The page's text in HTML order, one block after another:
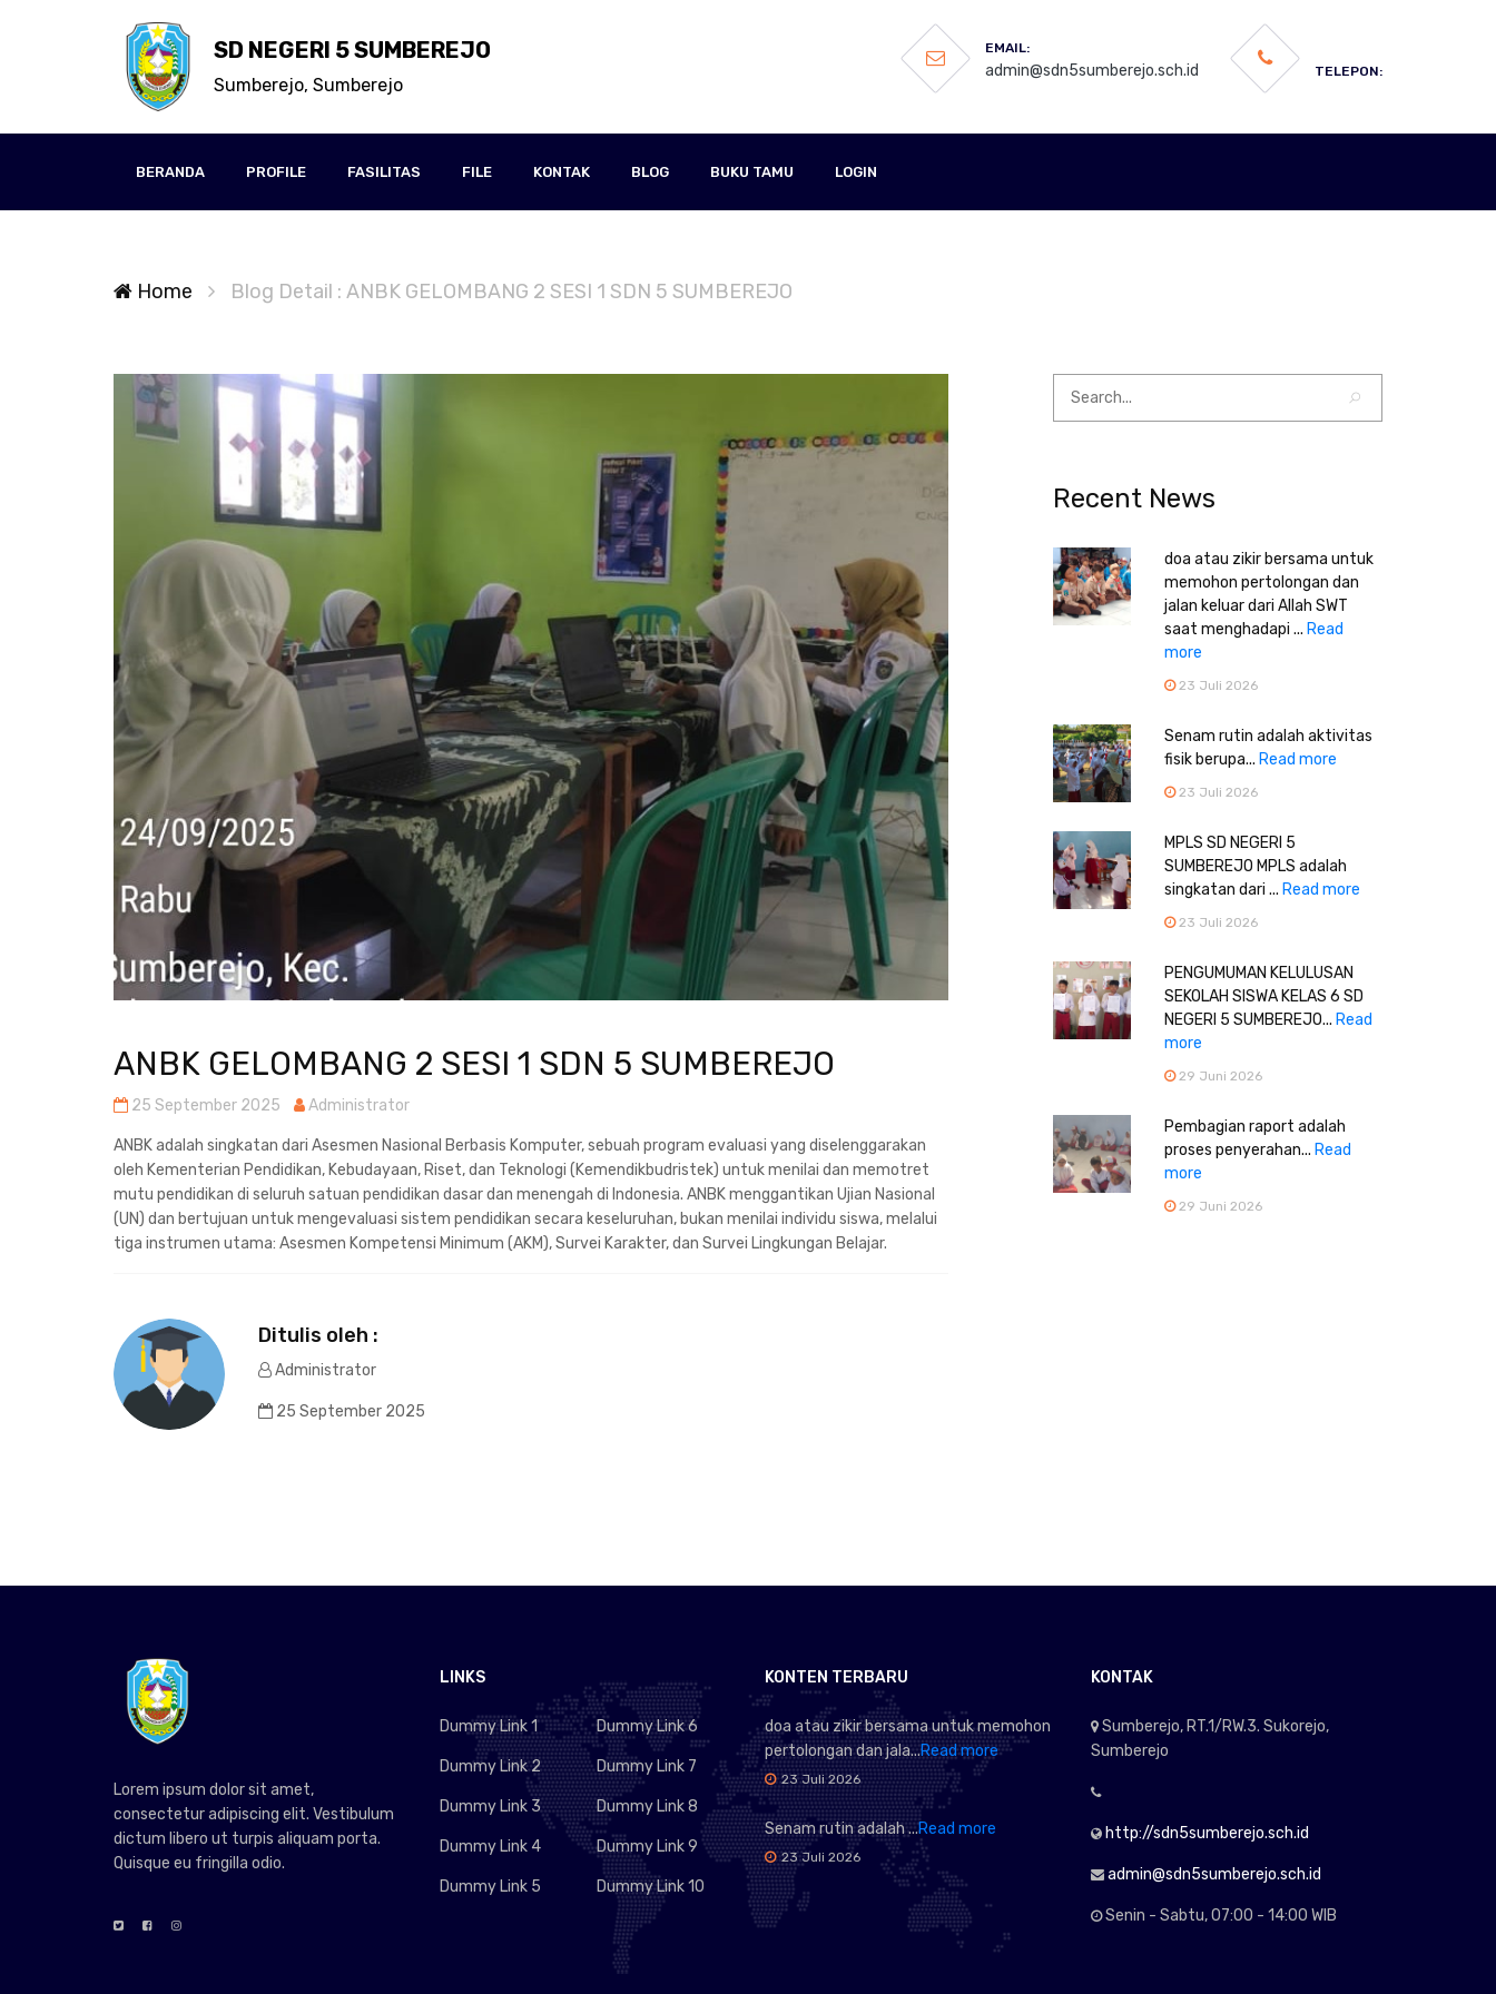
SD NEGERI 5 SUMBEREJO
Sumberejo, Sumberejo
EMAIL:
admin@sdn5sumberejo.sch.id TELEPON:
BERANDA PROFILE FASILITAS FILE KONTAK BLOG BUKU TAMU LOGIN
Home Blog Detail : ANBK GELOMBANG 2 SESI 1 SDN 5 SUMBEREJO
ANBK GELOMBANG 2 SESI 1 SDN 5 SUMBEREJO
25 September 2025 Administrator
ANBK adalah singkatan dari Asesmen Nasional Berbasis Komputer, sebuah program evaluasi yang diselenggarakan
oleh Kementerian Pendidikan, Kebudayaan, Riset, dan Teknologi (Kemendikbudristek) untuk menilai dan memotret
mutu pendidikan di seluruh satuan pendidikan dasar dan menengah di Indonesia. ANBK menggantikan Ujian Nasional
(UN) dan bertujuan untuk mengevaluasi sistem pendidikan secara keseluruhan, bukan menilai individu siswa, melalui
tiga instrumen utama: Asesmen Kompetensi Minimum (AKM), Survei Karakter, dan Survei Lingkungan Belajar.
Ditulis oleh :
Administrator
25 September 2025
Recent News
doa atau zikir bersama untuk
memohon pertolongan dan
jalan keluar dari Allah SWT
saat menghadapi ... Read
more
23 Juli 2026
Senam rutin adalah aktivitas
fisik berupa... Read more
23 Juli 2026
MPLS SD NEGERI 5
SUMBEREJO MPLS adalah
singkatan dari ... Read more
23 Juli 2026
PENGUMUMAN KELULUSAN
SEKOLAH SISWA KELAS 6 SD
NEGERI 5 SUMBEREJO... Read
more
29 Juni 2026
Pembagian raport adalah
proses penyerahan... Read
more
29 Juni 2026
Lorem ipsum dolor sit amet,
consectetur adipiscing elit. Vestibulum
dictum libero ut turpis aliquam porta.
Quisque eu fringilla odio.
LINKS
Dummy Link 1
Dummy Link 2
Dummy Link 3
Dummy Link 4
Dummy Link 5
Dummy Link 6
Dummy Link 7
Dummy Link 8
Dummy Link 9
Dummy Link 10
KONTEN TERBARU
doa atau zikir bersama untuk memohon
pertolongan dan jala...Read more
23 Juli 2026
Senam rutin adalah ...Read more
23 Juli 2026
KONTAK
Sumberejo, RT.1/RW.3. Sukorejo,
Sumberejo
http://sdn5sumberejo.sch.id
admin@sdn5sumberejo.sch.id
Senin - Sabtu, 07:00 - 14:00 WIB